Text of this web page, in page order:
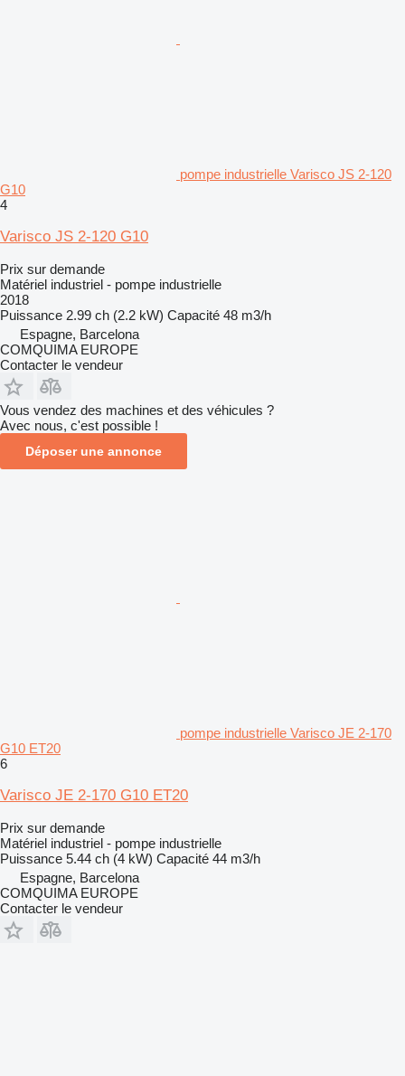
pompe industrielle Varisco JS 2-120
G10
4
Varisco JS 2-120 G10
Prix sur demande
Matériel industriel - pompe industrielle
2018
Puissance 2.99 ch (2.2 kW) Capacité 48 m3/h
Espagne, Barcelona
COMQUIMA EUROPE
Contacter le vendeur
Vous vendez des machines et des véhicules ?
Avec nous, c'est possible !
Déposer une annonce
pompe industrielle Varisco JE 2-170
G10 ET20
6
Varisco JE 2-170 G10 ET20
Prix sur demande
Matériel industriel - pompe industrielle
Puissance 5.44 ch (4 kW) Capacité 44 m3/h
Espagne, Barcelona
COMQUIMA EUROPE
Contacter le vendeur